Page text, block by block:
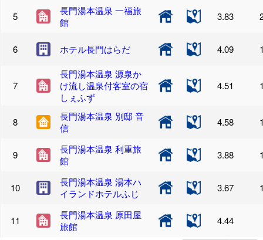
長門湯本温泉 一福旅
館
3.83
ホテル長門はらだ 4.09
長門湯本温泉 源泉か
け流し温泉付客室の宿
しぇふず
4.51
長門湯本温泉 別邸 音
信
4.58
長門湯本温泉 利重旅
館
3.88
長門湯本温泉 湯本ハ
イランドホテルふじ
3.67
長門湯本温泉 原田屋
旅館
4.44